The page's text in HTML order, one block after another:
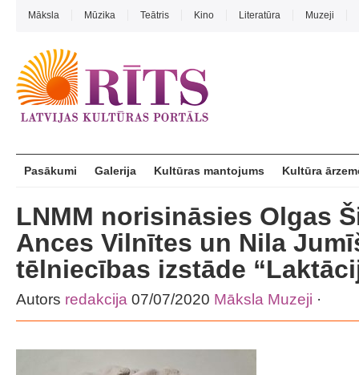
Māksla Mūzika Teātris Kino Literatūra Muzeji
Pasākumi Galerija Kultūras mantojums Kultūra
LNMM norisināsies Olgas
Ances Vilnītes un Nila
tēlniecības izstāde
Autors redakcija 07/07/2020 Māksla Muzeji ·